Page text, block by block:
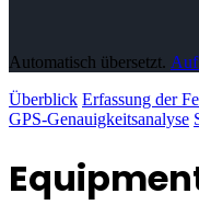
Automatisch übersetzt. Auf
Überblick Erfassung der
GPS-Genauigkeitsanalyse